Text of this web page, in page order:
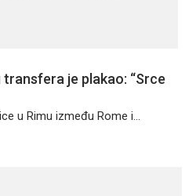
je plakao: “Srce
u Rimu između Rome i...